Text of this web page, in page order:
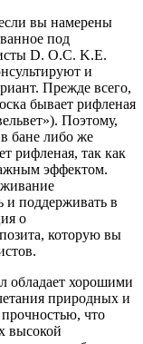
вы намерены
под
D. O.C. K.E.
и
Прежде всего,
бывает рифленая
Поэтому,
бане либо же
рифленая, так как
эффектом.
и поддерживать в
о
которую вы
обладает хорошими
природных и
что
высокой